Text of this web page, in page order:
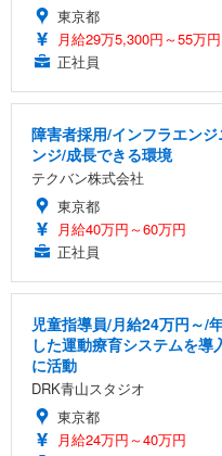
東京都
月給29万5,300円～55万円
正社員
障害者採用/インフラエン
ンジ/成長できる環境
テクバン株式会社
東京都
月給40万円～60万円
正社員
児童指導員/月給24万円～/
した運動療育システムを
に活動
DRK青山スタジオ
東京都
月給24万円～40万円